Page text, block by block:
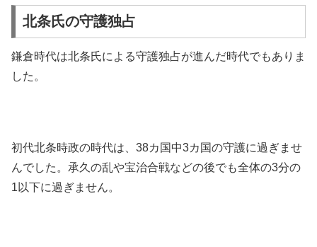
北条氏の守護独占
鎌倉時代は北条氏による守護独占が進んだ時代でもありま
した。
初代北条時政の時代は、38カ国中3カ国の守護に過ぎませ
んでした。承久の乱や宝治合戦などの後でも全体の3分の
1以下に過ぎません。